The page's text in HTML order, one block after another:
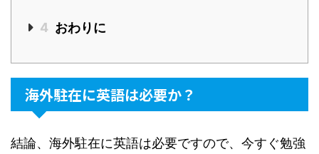
4 おわりに
海外駐在に英語は必要か？
結論、海外駐在に英語は必要ですので、今すぐ勉強